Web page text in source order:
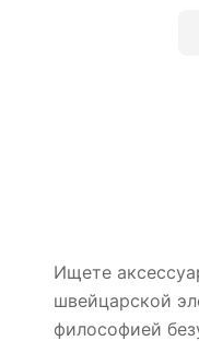
Ищете
швейцарской
философией